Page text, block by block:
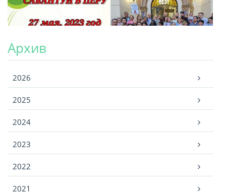
Архив
2026
2025
2024
2023
2022
2021